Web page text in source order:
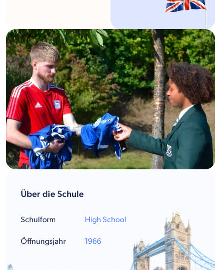
Über die Schule
Schulform
Öffnungsjahr
High School
1966